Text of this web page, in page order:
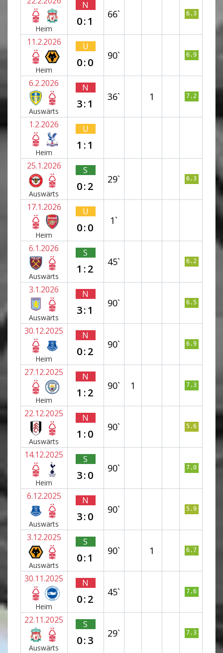
Heim
N
0:1
66` 6.3
11.2.2026
Heim
U
0:0
90` 6.9
6.2.2026
Auswärts
N
3:1
36` 1 7.2
1.2.2026
Heim
U
1:1
25.1.2026
Auswärts
S
0:2
29` 6.3
17.1.2026
Heim
U
0:0
1`
6.1.2026
Auswärts
S
1:2
45` 6.2
3.1.2026
Auswärts
N
3:1
90` 6.5
30.12.2025
Heim
N
0:2
90` 6.9
27.12.2025
Heim
N
1:2
90` 1 7.3
22.12.2025
Auswärts
N
1:0
90` 5.6
14.12.2025
Heim
S
3:0
90` 7.0
6.12.2025
Auswärts
N
3:0
90` 5.9
3.12.2025
Auswärts
S
0:1
90` 1 6.7
30.11.2025
Heim
N
0:2
45` 7.6
22.11.2025
Auswärts
S
0:3
29` 7.3